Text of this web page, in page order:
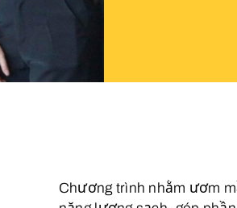
Chương trình nhằm ươm